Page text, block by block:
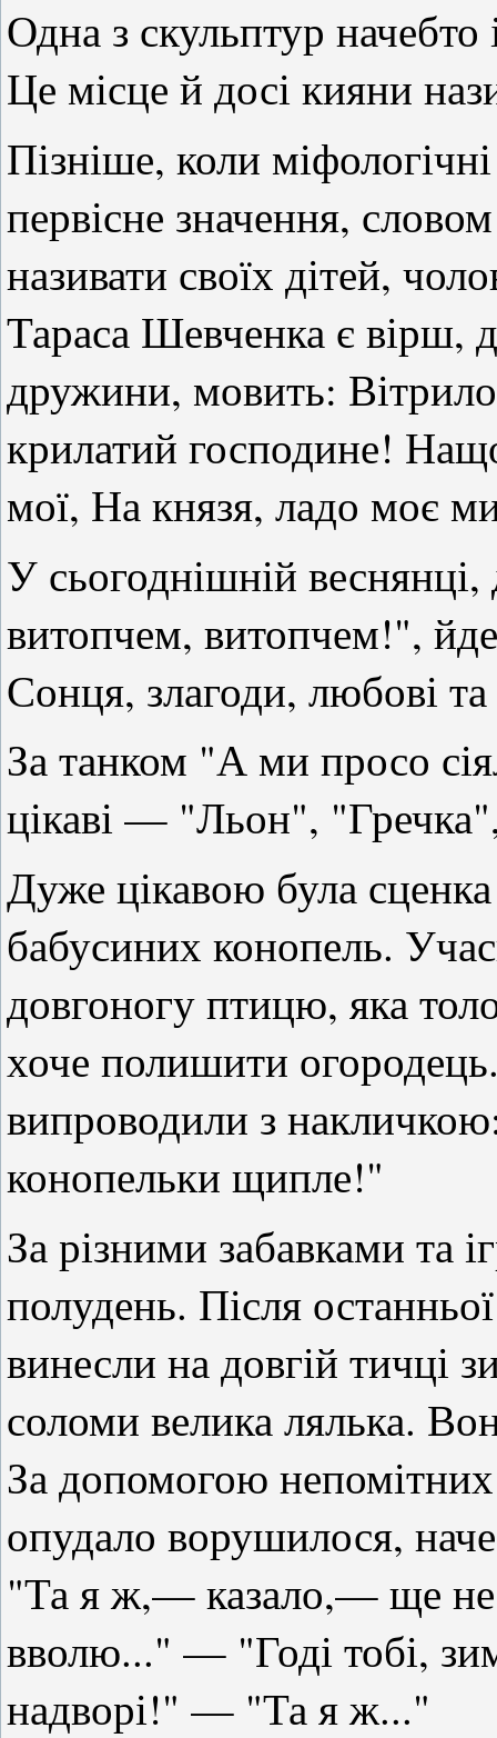
Одна з скульптур начебто
Це місце й досі кияни
Пізніше, коли
первісне значення,
називати своїх дітей,
Тараса Шевченка є вірш,
дружини, мовить:
крилатий господине!
мої, На князя, ладо моє
У сьогоднішній
витопчем, витопчем!",
Сонця, злагоди, любові та
За танком "А ми просо
цікаві — "Льон",
Дуже цікавою була
бабусиних конопель.
довгоногу птицю, яка
хоче полишити
випроводили з
конопельки щипле!"
За різними забавками та
полудень. Після
винесли на довгій тичці
соломи велика лялька.
За допомогою непомітних
опудало ворушилося,
"Та я ж,— казало,— ще не
вволю..." — "Годі тобі,
надворі!" — "Та я ж..."